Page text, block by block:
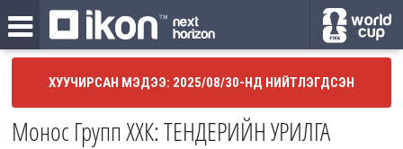
ХУУЧИРСАН МЭДЭЭ: 2025/08/30-НД НИЙТЛЭГДСЭН
Монос Групп ХХК: ТЕНДЕРИЙН УРИЛГА